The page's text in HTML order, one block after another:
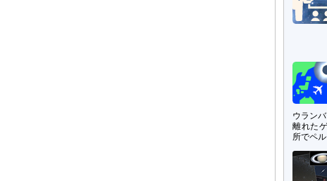
ウラン
離れた
所でペ